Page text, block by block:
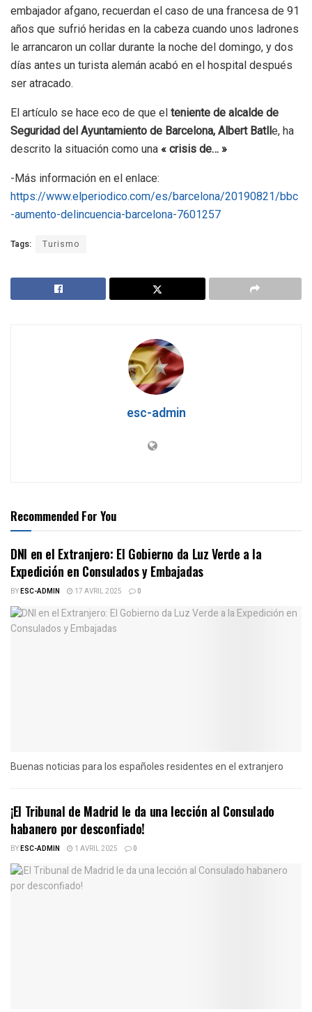
embajador afgano, recuerdan el caso de una francesa de 91
años que sufrió heridas en la cabeza cuando unos ladrones
le arrancaron un collar durante la noche del domingo, y dos
días antes un turista alemán acabó en el hospital después
ser atracado.
El artículo se hace eco de que el teniente de alcalde de
Seguridad del Ayuntamiento de Barcelona, Albert Batlle, ha
descrito la situación como una « crisis de… »
-Más información en el enlace:
https://www.elperiodico.com/es/barcelona/20190821/bbc
-aumento-delincuencia-barcelona-7601257
Tags: Turismo
esc-admin
Recommended For You
DNI en el Extranjero: El Gobierno da Luz Verde a la
Expedición en Consulados y Embajadas
BYESC-ADMIN 17 AVRIL 2025 0
Buenas noticias para los españoles residentes en el extranjero
¡El Tribunal de Madrid le da una lección al Consulado
habanero por desconfiado!
BYESC-ADMIN 1 AVRIL 2025 0